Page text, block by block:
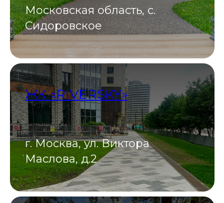
Московская область, с.
Сидоровское
ЖК «RIVERSKY»
г. Москва, ул. Виктора
Маслова, д.2